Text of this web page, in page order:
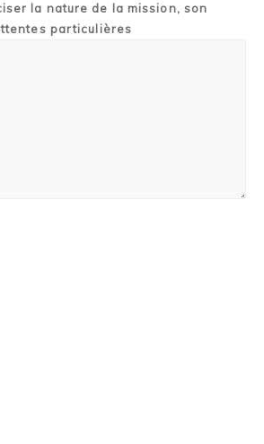
la nature de la mission, son
particulières